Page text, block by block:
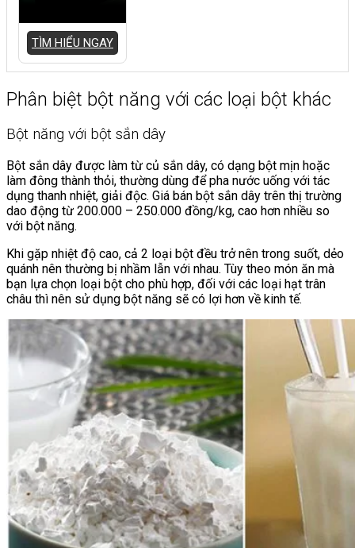
TÌM HIỂU NGAY
Phân biệt bột năng với các loại bột khác
Bột năng với bột sắn dây
Bột sắn dây được làm từ củ sắn dây, có dạng bột mịn hoặc
làm đông thành thỏi, thường dùng để pha nước uống với tác
dụng thanh nhiệt, giải độc. Giá bán bột sắn dây trên thị trường
dao động từ 200.000 – 250.000 đồng/kg, cao hơn nhiều so
với bột năng.
Khi gặp nhiệt độ cao, cả 2 loại bột đều trở nên trong suốt, dẻo
quánh nên thường bị nhầm lẫn với nhau. Tùy theo món ăn mà
bạn lựa chọn loại bột cho phù hợp, đối với các loại hạt trân
châu thì nên sử dụng bột năng sẽ có lợi hơn về kinh tế.